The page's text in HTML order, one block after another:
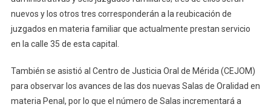
nuevos y los otros tres corresponderán a la reubicación de
juzgados en materia familiar que actualmente prestan servicio
en la calle 35 de esta capital.
También se asistió al Centro de Justicia Oral de Mérida (CEJOM)
para observar los avances de las dos nuevas Salas de Oralidad en
materia Penal, por lo que el número de Salas incrementará a